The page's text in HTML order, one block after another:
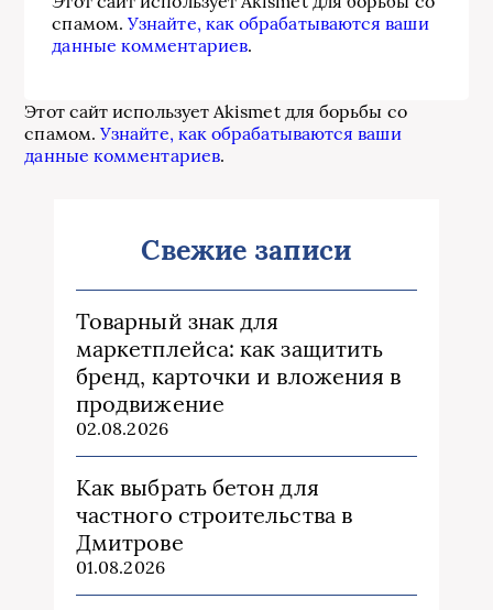
спамом.Узнайте, как обрабатываются ваши
данные комментариев.
Этот сайт использует Akismet для борьбы со
спамом.Узнайте, как обрабатываются ваши
данные комментариев.
Свежие записи
Товарный знак для
маркетплейса: как защитить
бренд, карточки и вложения в
продвижение
02.08.2026
Как выбрать бетон для
частного строительства в
Дмитрове
01.08.2026